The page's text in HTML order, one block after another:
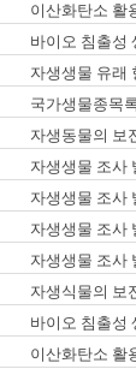
이산화탄소 활
바이오 침출성
자생생물 유래
국가생물종목
자생동물의 보
자생생물 조사
자생생물 조사
자생생물 조사
자생생물 조사
자생식물의 보
바이오 침출성
이산화탄소 활